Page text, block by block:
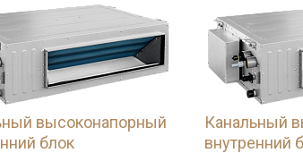
высоконапорный
блок
Канальный
внутренний